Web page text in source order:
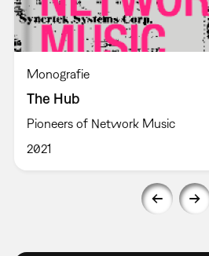
Monografie
The Hub
Pioneers of Network Music
2021